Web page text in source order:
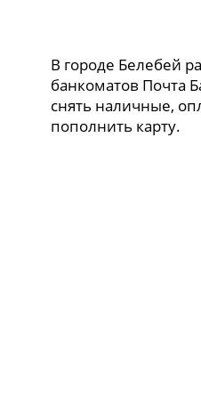
В городе Белебей
банкоматов Почта
снять наличные,
пополнить карту.